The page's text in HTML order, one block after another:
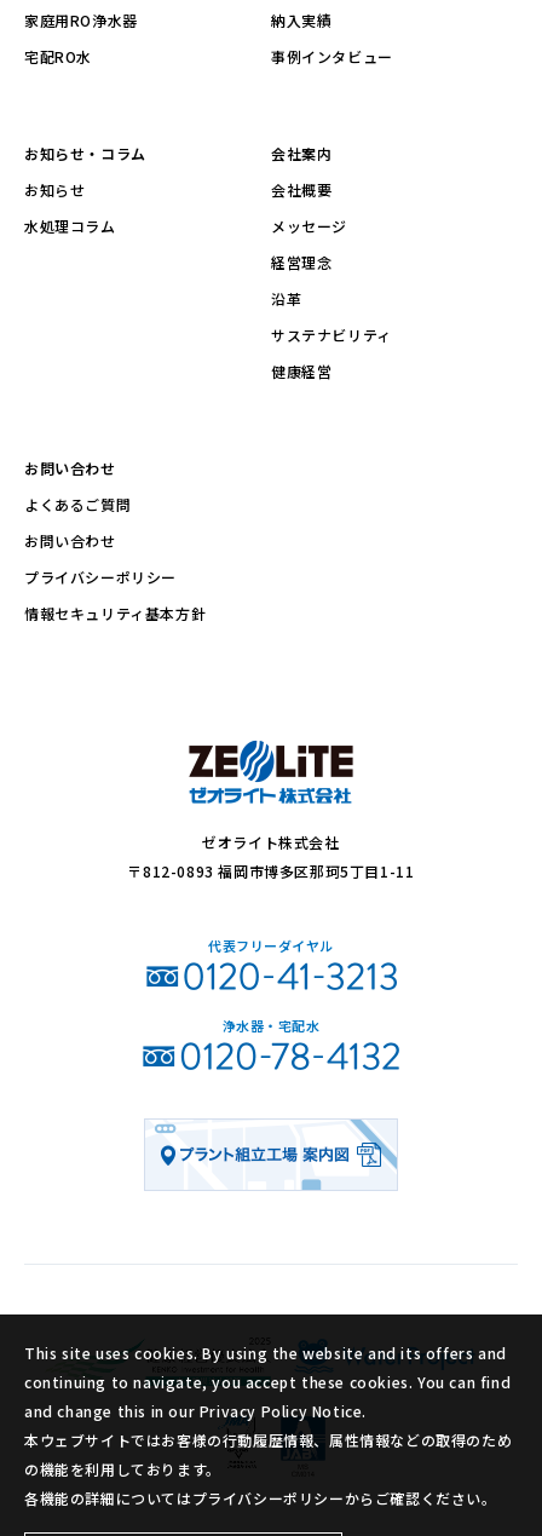
家庭用RO浄水器
宅配RO水
納入実績
事例インタビュー
お知らせ・コラム
お知らせ
水処理コラム
会社案内
会社概要
メッセージ
経営理念
沿革
サステナビリティ
健康経営
お問い合わせ
よくあるご質問
お問い合わせ
プライバシーポリシー
情報セキュリティ基本方針
ゼオライト株式会社
〒812-0893 福岡市博多区那珂5丁目1-11
代表フリーダイヤル
浄水器・宅配水
This site uses cookies. By using the website and its offers and
continuing to navigate, you accept these cookies. You can find
and change this in our Privacy Policy Notice.
本ウェブサイトではお客様の行動履歴情報、属性情報などの取得のため
の機能を利用しております。
各機能の詳細についてはプライバシーポリシーからご確認ください。